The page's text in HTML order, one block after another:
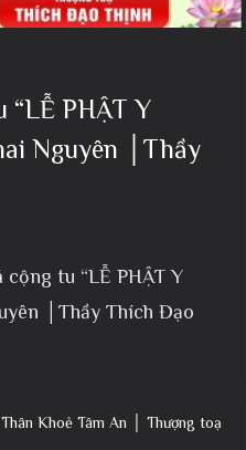
“LỄ PHẬT Y
Nguyên │Thầy
cộng tu “LỄ PHẬT Y
│Thầy Thích Đạo
Khoẻ Tâm An │ Thượng toạ